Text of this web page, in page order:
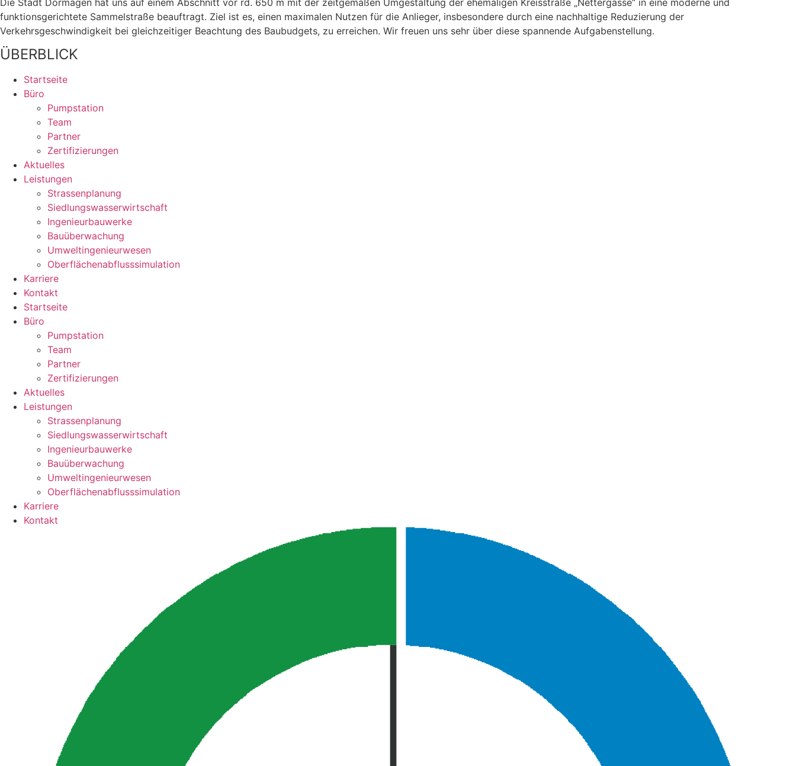
Die Stadt Dormagen hat uns auf einem Abschnitt vor rd. 650 m mit der zeitgemäßen Umgestaltung der ehemaligen Kreisstraße „Nettergasse“ in eine moderne und
funktionsgerichtete Sammelstraße beauftragt. Ziel ist es, einen maximalen Nutzen für die Anlieger, insbesondere durch eine nachhaltige Reduzierung der
Verkehrsgeschwindigkeit bei gleichzeitiger Beachtung des Baubudgets, zu erreichen. Wir freuen uns sehr über diese spannende Aufgabenstellung.
ÜBERBLICK
Startseite
Büro
Pumpstation
Team
Partner
Zertifizierungen
Aktuelles
Leistungen
Strassenplanung
Siedlungswasserwirtschaft
Ingenieurbauwerke
Bauüberwachung
Umweltingenieurwesen
Oberflächenabflusssimulation
Karriere
Kontakt
Startseite
Büro
Pumpstation
Team
Partner
Zertifizierungen
Aktuelles
Leistungen
Strassenplanung
Siedlungswasserwirtschaft
Ingenieurbauwerke
Bauüberwachung
Umweltingenieurwesen
Oberflächenabflusssimulation
Karriere
Kontakt